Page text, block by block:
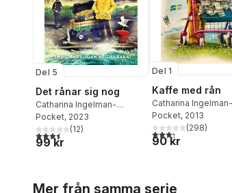
Del 5
Det rånar sig nog
Catharina Ingelman-
Sundberg
Pocket, 2023
3,5utav 5 stjärnor. Totalt antal röster:
(12)
99 kr
Del 1
Kaffe med rån
Catharina Ingelman-
Sundberg
Pocket, 2013
3,3utav 5 stjärnor.
(298)
90 kr
Mer från samma serie